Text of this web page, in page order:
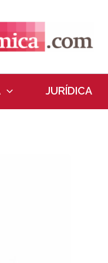
JURÍDICA